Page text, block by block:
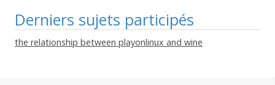
Derniers sujets participés
the relationship between playonlinux and wine